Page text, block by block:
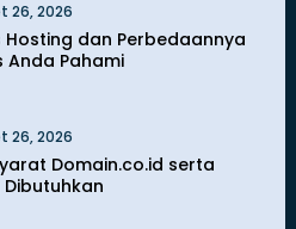
26, 2026
Hosting dan Perbedaannya
Anda Pahami
26, 2026
Domain.co.id serta